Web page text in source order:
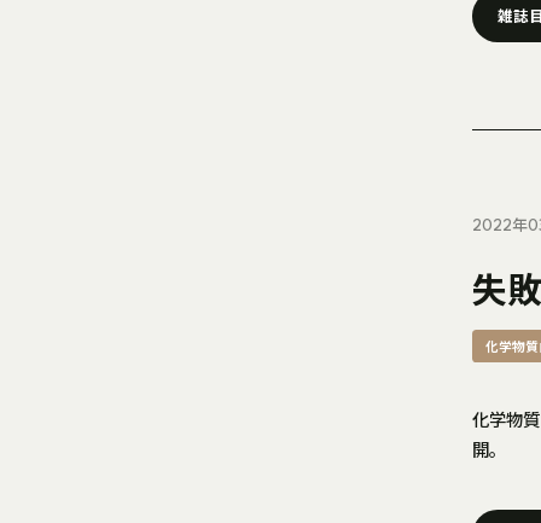
雑誌
2022年
失
化学物
化学物
開。